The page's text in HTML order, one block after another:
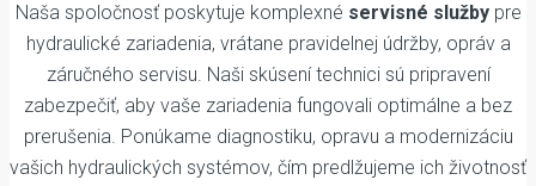
Naša spoločnosť poskytuje komplexné servisné službypre
hydraulické zariadenia, vrátane pravidelnej údržby, opráv a
záručného servisu. Naši skúsení technici sú pripravení
zabezpečiť, aby vaše zariadenia fungovali optimálne a bez
prerušenia. Ponúkame diagnostiku, opravu a modernizáciu
vašich hydraulických systémov, čím predlžujeme ich životnosť